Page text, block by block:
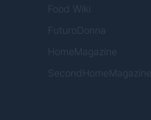
Food Wiki
FuturoDonna
HomeMagazine
SecondHomeMagazine